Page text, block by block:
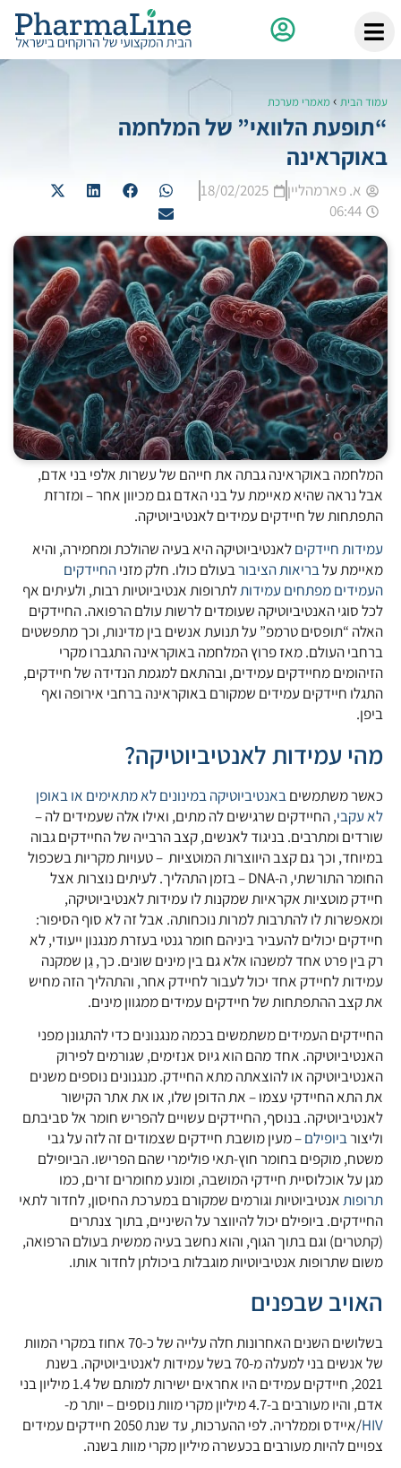
עמוד הבית ›מאמרי מערכת
“תופעת הלוואי” של המלחמה
באוקראינה
א. פארמהליין
18/02/2025
06:44
המלחמה באוקראינה גבתה את חייהם של עשרות אלפי בני אדם,
אבל נראה שהיא מאיימת על בני האדם גם מכיוון אחר – ומזרזת
התפתחות של חיידקים עמידים לאנטיביוטיקה.
עמידות חיידקיםלאנטיביוטיקה היא בעיה שהולכת ומחמירה, והיא
מאיימת עלבריאות הציבורבעולם כולו. חלק מזניהחיידקים
העמידיםמפתחים עמידותלתרופות אנטיביוטיות רבות, ולעיתים אף
לכל סוגי האנטיביוטיקה שעומדים לרשות עולם הרפואה. החיידקים
האלה “תופסים טרמפ” על תנועת אנשים בין מדינות, וכך מתפשטים
ברחבי העולם. מאז פרוץ המלחמה באוקראינה התגברו מקרי
הזיהומים מחיידקים עמידים, ובהתאם למגמת הנדידה של חיידקים,
התגלו חיידקים עמידים שמקורם באוקראינה ברחבי אירופה ואף
ביפן.
מהי עמידות לאנטיביוטיקה?
כאשר משתמשיםבאנטיביוטיקה במינונים לא מתאימים או באופן
לא עקבי, החיידקים שרגישים לה מתים, ואילו אלה שעמידים לה –
שורדים ומתרבים. בניגוד לאנשים, קצב הרבייה של החיידקים גבוה
במיוחד, וכך גם קצב היווצרות המוטציות – טעויות מקריות בשכפול
החומר התורשתי, ה-DNA – בזמן התהליך. לעיתים נוצרות אצל
חיידק מוטציות אקראיות שמקנות לו עמידות לאנטיביוטיקה,
ומאפשרות לו להתרבות למרות נוכחותה. אבל זה לא סוף הסיפור:
חיידקים יכולים להעביר ביניהם חומר גנטי בעזרת מנגנון ייעודי, לא
רק בין פרט אחד למשנהו אלא גם בין מינים שונים. כך, גֵן שמקנה
עמידות לחיידק אחד יכול לעבור לחיידק אחר, והתהליך הזה מחיש
את קצב ההתפתחות של חיידקים עמידים ממגוון מינים.
החיידקים העמידים משתמשים בכמה מנגנונים כדי להתגונן מפני
האנטיביוטיקה. אחד מהם הוא גיוס אנזימים, שגורמים לפירוק
האנטיביוטיקה או להוצאתה מתא החיידק. מנגנונים נוספים משנים
את התא החיידקי עצמו – את הדופן שלו, או את אתר הקישור
לאנטיביוטיקה. בנוסף, החיידקים עשויים להפריש חומר אל סביבתם
וליצורביופילם– מעין מושבת חיידקים שצמודים זה לזה על גבי
משטח, מוקפים בחומר חוץ-תאי פולימרי שהם הפרישו. הביופילם
מגן על אוכלוסיית חיידקי המושבה, ומונע מחומרים זרים, כמו
תרופותאנטיביוטיות וגורמים שמקורם במערכת החיסון, לחדור לתאי
החיידקים. ביופילם יכול להיווצר על השיניים, בתוך צנתרים
(קתטרים) וגם בתוך הגוף, והוא נחשב בעיה ממשית בעולם הרפואה,
משום שתרופות אנטיביוטיות מוגבלות ביכולתן לחדור אותו.
האויב שבפנים
בשלושים השנים האחרונות חלה עלייה של כ-70 אחוז במקרי המוות
של אנשים בני למעלה מ-70 בשל עמידות לאנטיביוטיקה. בשנת
2021, חיידקים עמידים היו אחראים ישירות למותם של 1.4 מיליון בני
אדם, והיו מעורבים ב-4.7 מיליון מקרי מוות נוספים – יותר מ-
HIV
/איידס וממלריה. לפי ההערכות, עד שנת 2050 חיידקים עמידים
צפויים להיות מעורבים בכעשרה מיליון מקרי מוות בשנה.